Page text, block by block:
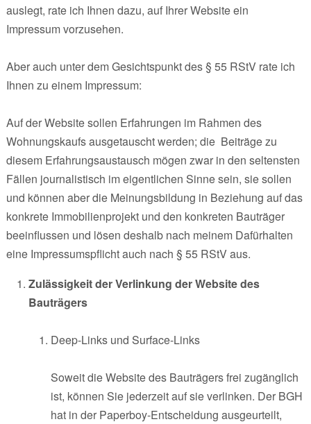
auslegt, rate ich Ihnen dazu, auf Ihrer Website ein
Impressum vorzusehen.
Aber auch unter dem Gesichtspunkt des § 55 RStV rate ich
Ihnen zu einem Impressum:
Auf der Website sollen Erfahrungen im Rahmen des
Wohnungskaufs ausgetauscht werden; die Beiträge zu
diesem Erfahrungsaustausch mögen zwar in den seltensten
Fällen journalistisch im eigentlichen Sinne sein, sie sollen
und können aber die Meinungsbildung in Beziehung auf das
konkrete Immobilienprojekt und den konkreten Bauträger
beeinflussen und lösen deshalb nach meinem Dafürhalten
eine Impressumspflicht auch nach § 55 RStV aus.
Zulässigkeit der Verlinkung der Website des
Bauträgers
Deep-Links und Surface-Links
Soweit die Website des Bauträgers frei zugänglich
ist, können Sie jederzeit auf sie verlinken. Der BGH
hat in der Paperboy-Entscheidung ausgeurteilt,